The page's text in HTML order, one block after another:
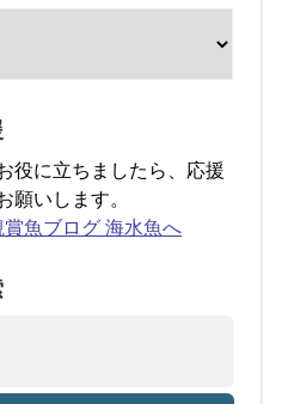
役に立ちましたら、応援
願いします。